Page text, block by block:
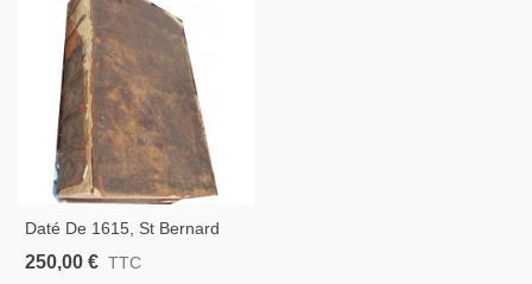
Daté De 1615, St Bernard
Divi Bernardi, Claraevallensis
250,00 € TTC